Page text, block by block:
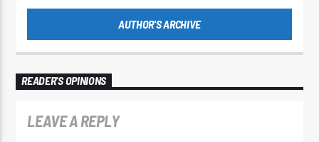
AUTHOR'S ARCHIVE
READER'S OPINIONS
LEAVE A REPLY